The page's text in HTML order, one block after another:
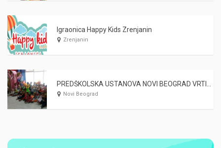
Igraonica Happy Kids Zrenjanin
Zrenjanin
Novi Beograd